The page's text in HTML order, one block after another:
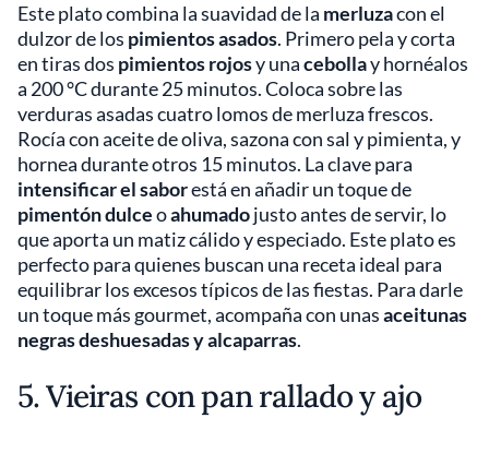
Este plato combina la suavidad de la merluzacon el
dulzor de los pimientos asados. Primero pela y corta
en tiras dos pimientos rojosy unacebollay hornéalos
a 200 °C durante 25 minutos. Coloca sobre las
verduras asadas cuatro lomos de merluza frescos.
Rocía con aceite de oliva, sazona con sal y pimienta, y
hornea durante otros 15 minutos. La clave para
intensificar el saborestá en añadir un toque de
pimentón dulceoahumadojusto antes de servir, lo
que aporta un matiz cálido y especiado. Este plato es
perfecto para quienes buscan una receta ideal para
equilibrar los excesos típicos de las fiestas. Para darle
un toque más gourmet, acompaña con unasaceitunas
negras deshuesadas y alcaparras.
5. Vieiras con pan rallado y ajo